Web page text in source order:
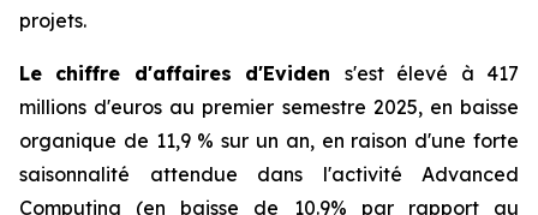
projets.
Le chiffre d'affaires d'Eviden s'est élevé à 417
millions d'euros au premier semestre 2025, en baisse
organique de 11,9 % sur un an, en raison d'une forte
saisonnalité attendue dans l'activité Advanced
Computing (en baisse de 10.9% par rapport au